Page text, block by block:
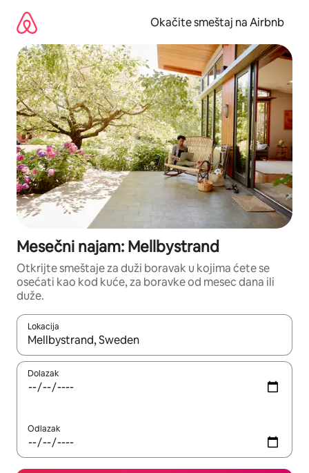
sadržaj
Okačite smeštaj na Airbnb
Mesečni najam: Mellbystrand
Otkrijte smeštaje za duži boravak u kojima ćete se
osećati kao kod kuće, za boravke od mesec dana ili
duže.
Lokacija
Kad su rezultati dostupni, možete da se krećete kroz njih
Dolazak
Odlazak